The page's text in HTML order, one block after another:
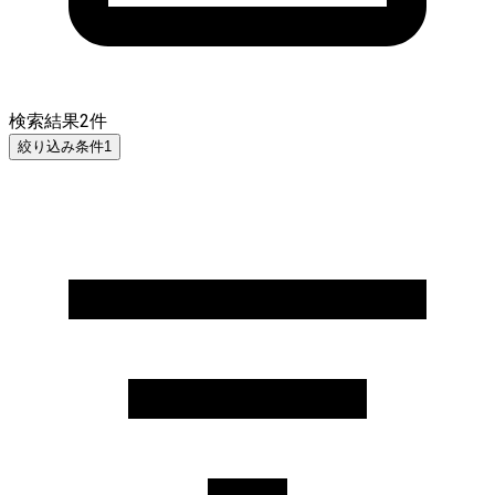
検索結果2件
絞り込み条件1